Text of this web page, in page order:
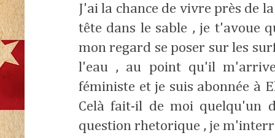
J'ai la chance de vivre près de
tête dans le sable , je t'avoue
mon regard se poser sur les
l'eau , au point qu'il
féministe et je suis abonnée à
Celà fait-il de moi quelqu'un
question rhetorique , je